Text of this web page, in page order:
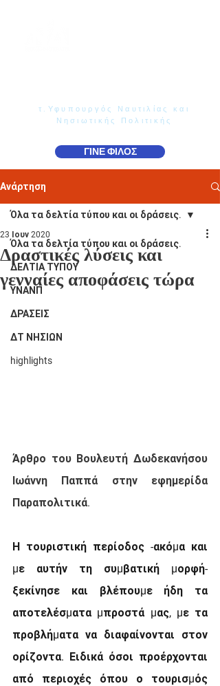
τ.Υφυπουργός Ναυτιλίας και
Νησιωτικής Πολιτικής
ΓΙΝΕ ΦΙΛΟΣ
Ανάρτηση
Όλα τα δελτία τύπου και οι δράσεις.
ΔΕΛΤΙΑ ΤΥΠΟΥ
ΥΝΑΝΠ
ΔΡΑΣΕΙΣ
ΔΤ ΝΗΣΙΩΝ
highlights
Όλα τα δελτία τύπου και οι δράσεις.
Δραστικές λύσεις και
γενναίες αποφάσεις τώρα
23 Ιουν 2020
Άρθρο του Βουλευτή Δωδεκανήσου
Ιωάννη Παππά στην εφημερίδα
Παραπολιτικά.
Η τουριστική περίοδος -ακόµα και
µε αυτήν τη συµβατική µορφή-
ξεκίνησε και βλέπουµε ήδη τα
αποτελέσµατα µπροστά µας, µε τα
προβλήµατα να διαφαίνονται στον
ορίζοντα. Ειδικά όσοι προέρχονται
από περιοχές όπου ο τουρισµός